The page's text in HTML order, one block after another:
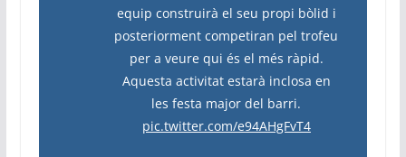
equip construirà el seu propi bòlid i
posteriorment competiran pel trofeu
per a veure qui és el més ràpid.
Aquesta activitat estarà inclosa en
les festa major del barri.
pic.twitter.com/e94AHgFvT4